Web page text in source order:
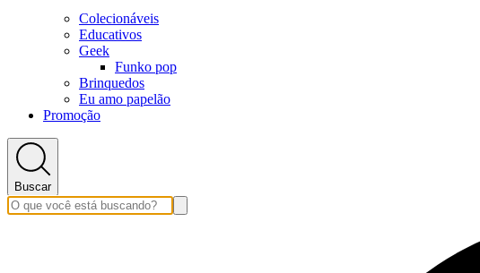
Colecionáveis
Educativos
Geek
Funko pop
Brinquedos
Eu amo papelão
Promoção
Buscar